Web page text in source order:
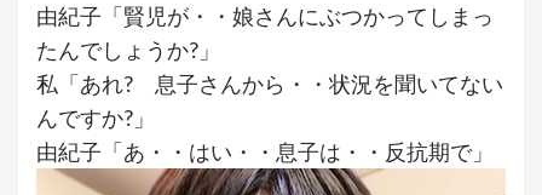
由紀子「賢児が・・娘さんにぶつかってしまっ
たんでしょうか?」
私「あれ? 息子さんから・・状況を聞いてない
んですか?」
由紀子「あ・・はい・・息子は・・反抗期で」